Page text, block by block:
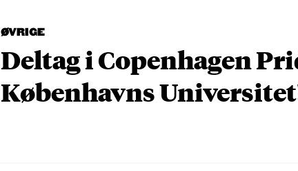
ØVRIGE
Deltag i Copenhagen
Københavns